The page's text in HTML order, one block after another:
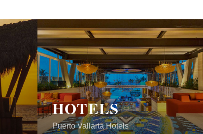
HOTELS
Puerto Vallarta Hotels